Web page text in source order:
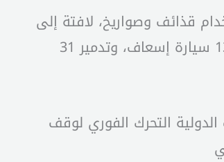
قذائف وصواريخ، لافتة إلى
سقوط 5 أطباء و5 ممرضين و111 مسعفًا، وإصابة 263 آخرين، إضافة إلى 146 اعتداءً على فرق الإسعاف، وتضرر 139 سيارة إسعاف، وتدمير 31
الدولية التحرك الفوري لوقف